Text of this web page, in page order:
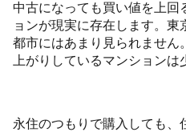
中古になっても買い値を上回
ョンが現実に存在します。
都市にはあまり見られません
上がりしているマンションは
永住のつもりで購入しても、